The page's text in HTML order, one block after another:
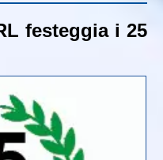
festeggia i 25